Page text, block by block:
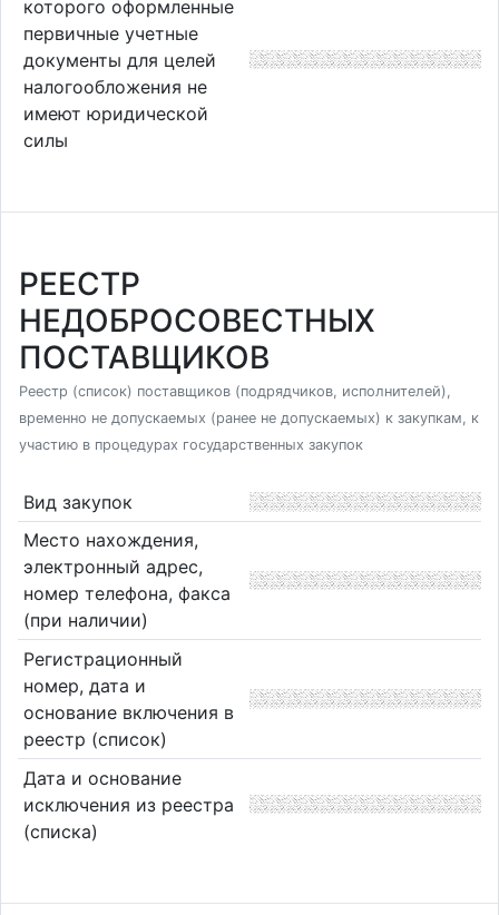
которого оформленные
первичные учетные
документы для целей
налогообложения не
имеют юридической
силы
РЕЕСТР
НЕДОБРОСОВЕСТНЫХ
ПОСТАВЩИКОВ
Реестр (список) поставщиков (подрядчиков, исполнителей),
временно не допускаемых (ранее не допускаемых) к закупкам, к
участию в процедурах государственных закупок
Вид закупок
Место нахождения,
электронный адрес,
номер телефона, факса
(при наличии)
Регистрационный
номер, дата и
основание включения в
реестр (список)
Дата и основание
исключения из реестра
(списка)